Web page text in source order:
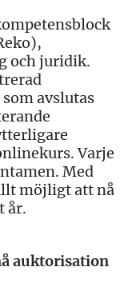
och juridik.
avslutas
Varje
Med
möjligt att nå
år.
auktorisation